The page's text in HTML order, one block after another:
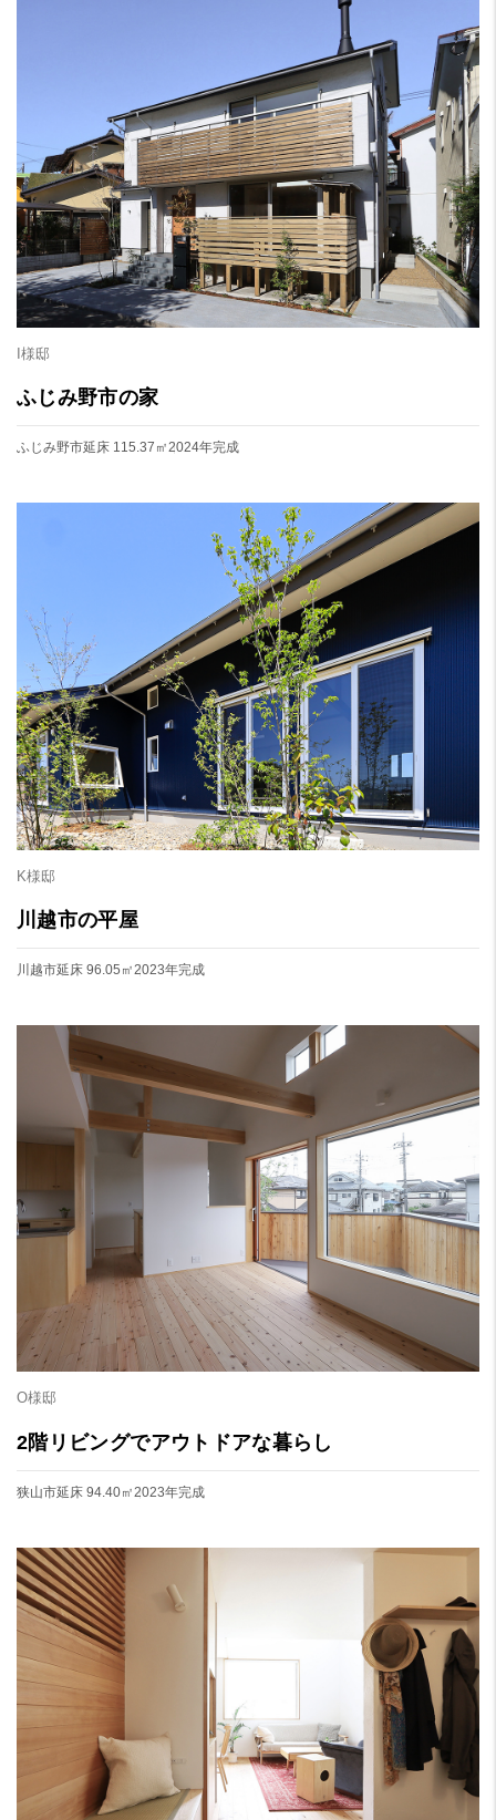
I様邸
ふじみ野市の家
ふじみ野市延床 115.37㎡2024年完成
K様邸
川越市の平屋
川越市延床 96.05㎡2023年完成
O様邸
2階リビングでアウトドアな暮らし
狭山市延床 94.40㎡2023年完成